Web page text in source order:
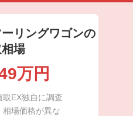
リングワゴンの
場
万円
EX独自に調査
相場価格が異な